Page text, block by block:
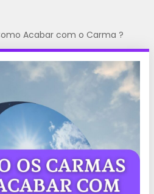
Acabar com o Carma ?